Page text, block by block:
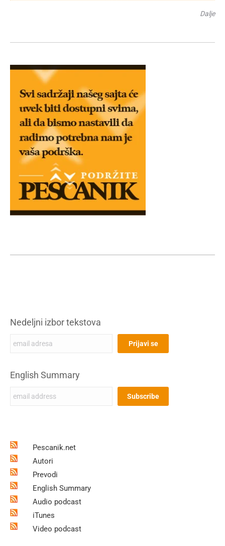
Dalje
Nedeljni izbor tekstova
English Summary
Pescanik.net
Autori
Prevodi
English Summary
Audio podcast
iTunes
Video podcast